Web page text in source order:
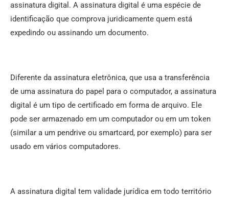
assinatura digital. A assinatura digital é uma espécie de
identificação que comprova juridicamente quem está
expedindo ou assinando um documento.
Diferente da assinatura eletrônica, que usa a transferência
de uma assinatura do papel para o computador, a assinatura
digital é um tipo de certificado em forma de arquivo. Ele
pode ser armazenado em um computador ou em um token
(similar a um pendrive ou smartcard, por exemplo) para ser
usado em vários computadores.
A assinatura digital tem validade jurídica em todo território